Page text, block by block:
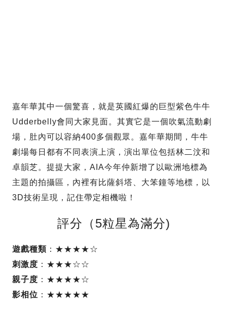
嘉年華其中一個驚喜，就是英國紅爆的巨型紫色牛牛
Udderbelly會同大家見面。其實它是一個吹氣流動劇
場，肚內可以容納400多個觀眾。嘉年華期間，牛牛
劇場每日都有不同表演上演，演出單位包括林二汶和
卓韻芝。提提大家，AIA今年仲新增了以歐洲地標為
主題的拍攝區，內裡有比薩斜塔、大笨鐘等地標，以
3D技術呈現，記住帶定相機啦！
評分（5粒星為滿分)
遊戲種類 ：★★★★☆
刺激度 ：★★★☆☆
親子度 ：★★★★☆
影相位 ：★★★★★